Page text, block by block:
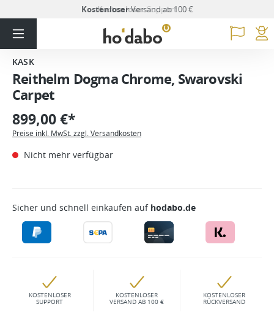
KostenloserVersand ab 100 €
KASK
Reithelm Dogma Chrome, Swarovski
Carpet
899,00 €*
Preise inkl. MwSt. zzgl. Versandkosten
Nicht mehr verfügbar
Sicher und schnell einkaufen auf hodabo.de
KOSTENLOSER
SUPPORT
KOSTENLOSER
VERSAND AB 100 €
KOSTENLOSER
RÜCKVERSAND